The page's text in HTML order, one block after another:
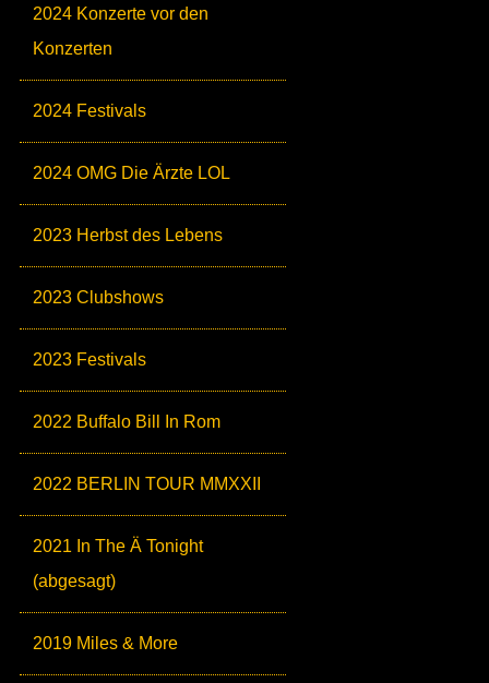
2024 Konzerte vor den
Konzerten
2024 Festivals
2024 OMG Die Ärzte LOL
2023 Herbst des Lebens
2023 Clubshows
2023 Festivals
2022 Buffalo Bill In Rom
2022 BERLIN TOUR MMXXII
2021 In The Ä Tonight
(abgesagt)
2019 Miles & More